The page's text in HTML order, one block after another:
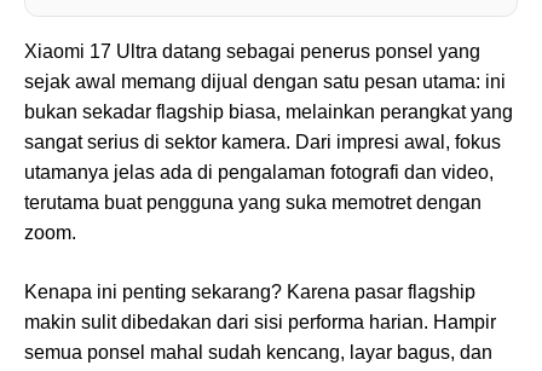
Xiaomi 17 Ultra datang sebagai penerus ponsel yang
sejak awal memang dijual dengan satu pesan utama: ini
bukan sekadar flagship biasa, melainkan perangkat yang
sangat serius di sektor kamera. Dari impresi awal, fokus
utamanya jelas ada di pengalaman fotografi dan video,
terutama buat pengguna yang suka memotret dengan
zoom.
Kenapa ini penting sekarang? Karena pasar flagship
makin sulit dibedakan dari sisi performa harian. Hampir
semua ponsel mahal sudah kencang, layar bagus, dan